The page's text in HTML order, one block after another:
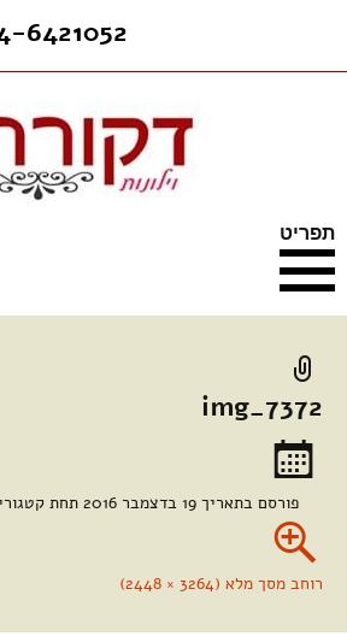
וילונות דקורה
האתר עוסק
הצללה תוצרת אורגון
ודומוס,בדלתות
מיוחדים חסיני אש
6421052
תפריט
img_7372
פורסם בתאריך 19 בדצמבר 2016 תחת
רוחב מסך מלא (3264 × 2448)